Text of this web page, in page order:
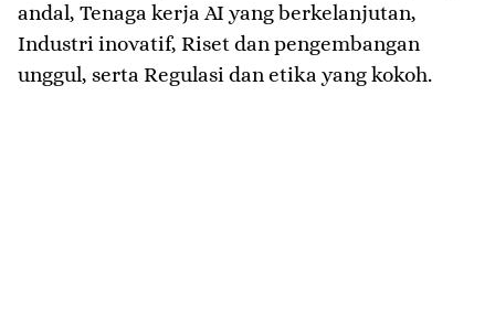
andal, Tenaga kerja AI yang berkelanjutan,
Industri inovatif, Riset dan pengembangan
unggul, serta Regulasi dan etika yang kokoh.